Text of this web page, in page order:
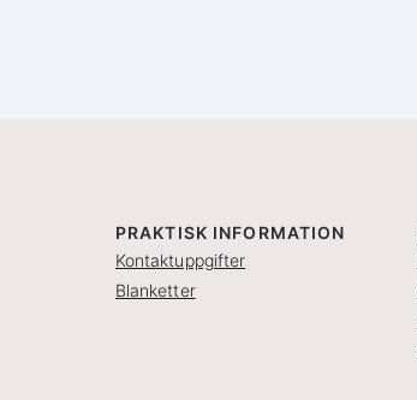
PRAKTISK INFORMATION
Kontaktuppgifter
Blanketter